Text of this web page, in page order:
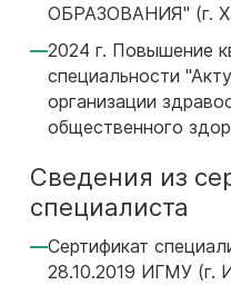
ОБРАЗОВАНИЯ" (г.
2024 г. Повышение
специальности
организации
общественного
Сведения из
специалиста
Сертификат
28.10.2019 ИГМУ (г.